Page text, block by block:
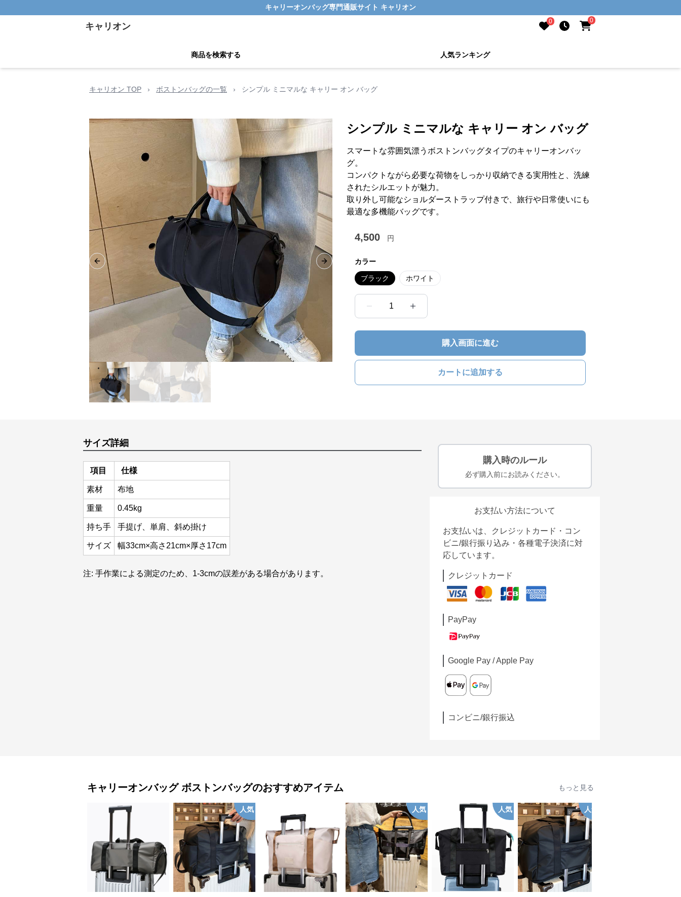
キャリーオンバッグ専門通販サイト キャリオン
キャリオン 0 0
商品を検索する 人気ランキング
キャリオン TOP › ボストンバッグの一覧 › シンプル ミニマルな キャリー オン バッグ
Previous slide Next slide
シンプル ミニマルな キャリー オン バッグ
スマートな雰囲気漂うボストンバッグタイプのキャリーオンバッ
グ。
コンパクトながら必要な荷物をしっかり収納できる実用性と、洗練
されたシルエットが魅力。
取り外し可能なショルダーストラップ付きで、旅行や日常使いにも
最適な多機能バッグです。
4,500 円
カラー
ブラック ホワイト
1
購入画面に進む
カートに追加する
サイズ詳細
項目 仕様
素材 布地
重量 0.45kg
持ち手 手提げ、単肩、斜め掛け
サイズ 幅33cm×高さ21cm×厚さ17cm
注: 手作業による測定のため、1-3cmの誤差がある場合があります。
購入時のルール
必ず購入前にお読みください。
お支払い方法について
お支払いは、クレジットカード・コン
ビニ/銀行振り込み・各種電子決済に対
応しています。
クレジットカード
PayPay
Google Pay / Apple Pay
コンビニ/銀行振込
キャリーオンバッグ ボストンバッグのおすすめアイテム もっと見る
人気 人気 人気 人気